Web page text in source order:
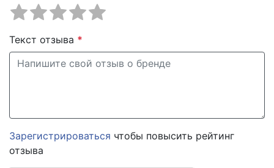
Текст отзыва *
Зарегистрироваться чтобы повысить рейтинг
отзыва